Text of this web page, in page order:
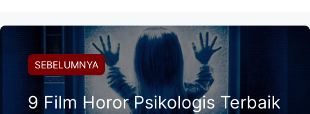
SEBELUMNYA
9 Film Horor Psikologis Terbaik